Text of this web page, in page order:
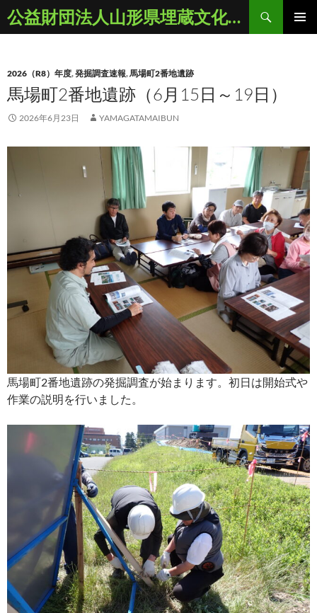
ン
ツ
へ
ッ
公益財団法人山形県埋蔵文化財センター
検
索
2026（R8）年度,発掘調査速報,馬場町2番地遺跡
馬場町2番地遺跡（6月15日～19日）
2026年6月23日 YAMAGATAMAIBUN
馬場町2番地遺跡の発掘調査が始まります。初日は開始式や
作業の説明を行いました。